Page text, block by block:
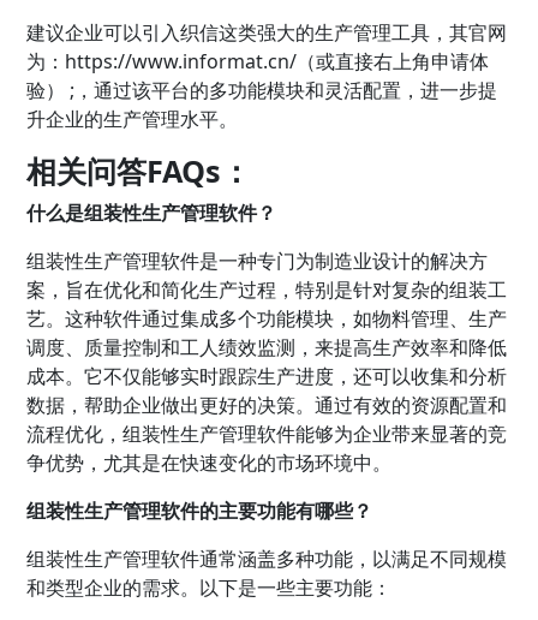
建议企业可以引入织信这类强大的生产管理工具，其官网
为： https://www.informat.cn/（或直接右上角申请体
验） ; ，通过该平台的多功能模块和灵活配置，进一步提
升企业的生产管理水平。
相关问答FAQs：
什么是组装性生产管理软件？
组装性生产管理软件是一种专门为制造业设计的解决方
案，旨在优化和简化生产过程，特别是针对复杂的组装工
艺。这种软件通过集成多个功能模块，如物料管理、生产
调度、质量控制和工人绩效监测，来提高生产效率和降低
成本。它不仅能够实时跟踪生产进度，还可以收集和分析
数据，帮助企业做出更好的决策。通过有效的资源配置和
流程优化，组装性生产管理软件能够为企业带来显著的竞
争优势，尤其是在快速变化的市场环境中。
组装性生产管理软件的主要功能有哪些？
组装性生产管理软件通常涵盖多种功能，以满足不同规模
和类型企业的需求。以下是一些主要功能：